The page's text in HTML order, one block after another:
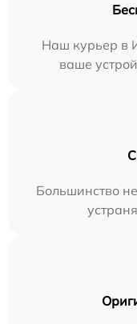
Наш курьер в
ваше
Большинство